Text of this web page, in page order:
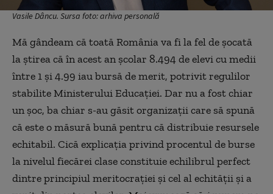
Vasile Dâncu. Sursa foto: arhiva personală
Mă gândeam că toată România va fi la fel de șocată
la știrea că în acest an școlar 8.494 de elevi cu medii
între 1 și 4.99 iau bursă de merit, potrivit regulilor
stabilite Ministerului Educației. Dar nu a fost chiar
un șoc, ba chiar s-au găsit organizații care să spună
că este o măsură bună pentru că distribuie resursele
echitabil. Cică explicația privind procentul de burse
la nivelul fiecărei clase constituie echilibrul perfect
dintre principiul meritocrației și cel al echității și a